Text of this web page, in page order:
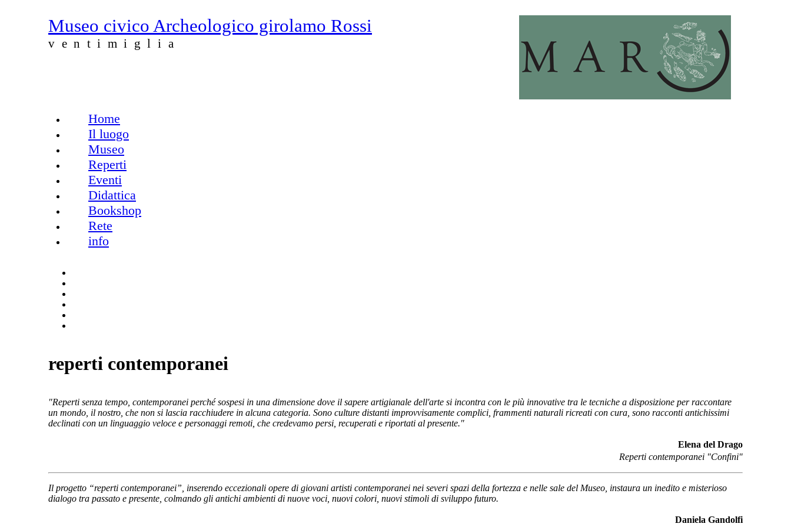
Museo civico Archeologico girolamo Rossi
ventimiglia
Menu principale
Home
Il luogo
Museo
Reperti
Eventi
Didattica
Bookshop
Rete
info
reperti contemporanei
"Reperti senza tempo, contemporanei perché sospesi in una dimensione dove il sapere artigianale dell'arte si incontra con le più innovative tra le tecniche a disposizione per raccontare
un mondo, il nostro, che non si lascia racchiudere in alcuna categoria. Sono culture distanti improvvisamente complici, frammenti naturali ricreati con cura, sono racconti antichissimi
declinati con un linguaggio veloce e personaggi remoti, che credevamo persi, recuperati e riportati al presente."
Elena del Drago
Reperti contemporanei "Confini"
Il progetto “reperti contemporanei”, inserendo eccezionali opere di giovani artisti contemporanei nei severi spazi della fortezza e nelle sale del Museo, instaura un inedito e misterioso
dialogo tra passato e presente, colmando gli antichi ambienti di nuove voci, nuovi colori, nuovi stimoli di sviluppo futuro.
Daniela Gandolfi